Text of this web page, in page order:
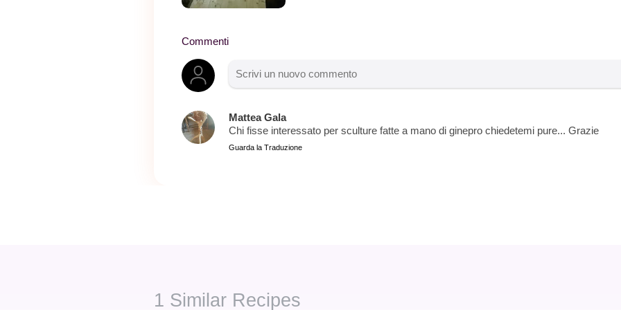
Commenti
Mattea Gala
Chi fisse interessato per sculture fatte a mano di ginepro chiedetemi pure... Grazie
Guarda la Traduzione
1 Similar Recipes